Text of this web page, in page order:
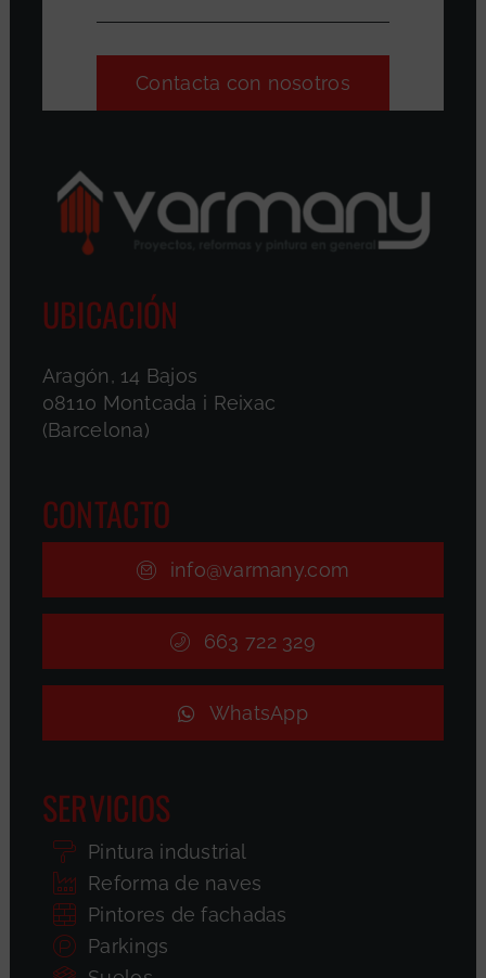
Contacta con nosotros
UBICACIÓN
Aragón, 14 Bajos
08110 Montcada i Reixac
(Barcelona)
CONTACTO
info@varmany.com
663 722 329
WhatsApp
SERVICIOS
Pintura industrial
Reforma de naves
Pintores de fachadas
Parkings